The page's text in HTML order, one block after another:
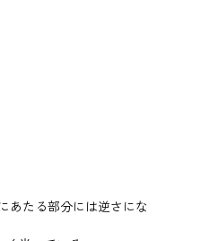
あたる部分には逆さにな